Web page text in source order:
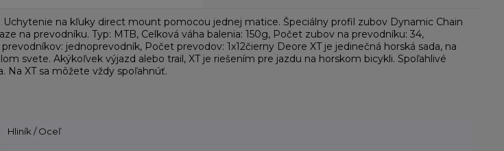
Uchytenie na kľuky direct mount pomocou jednej matice. Špeciálny profil zubov Dynamic Chain
na prevodníku. Typ: MTB, Celková váha balenia: 150g, Počet zubov na prevodníku: 34,
jednoprevodník, Počet prevodov: 1x12čierny Deore XT je jedinečná horská sada, na
svete. Akýkoľvek výjazd alebo trail, XT je riešením pre jazdu na horskom bicykli. Spoľahlivé
Na XT sa môžete vždy spoľahnúť.
Hliník / Oceľ